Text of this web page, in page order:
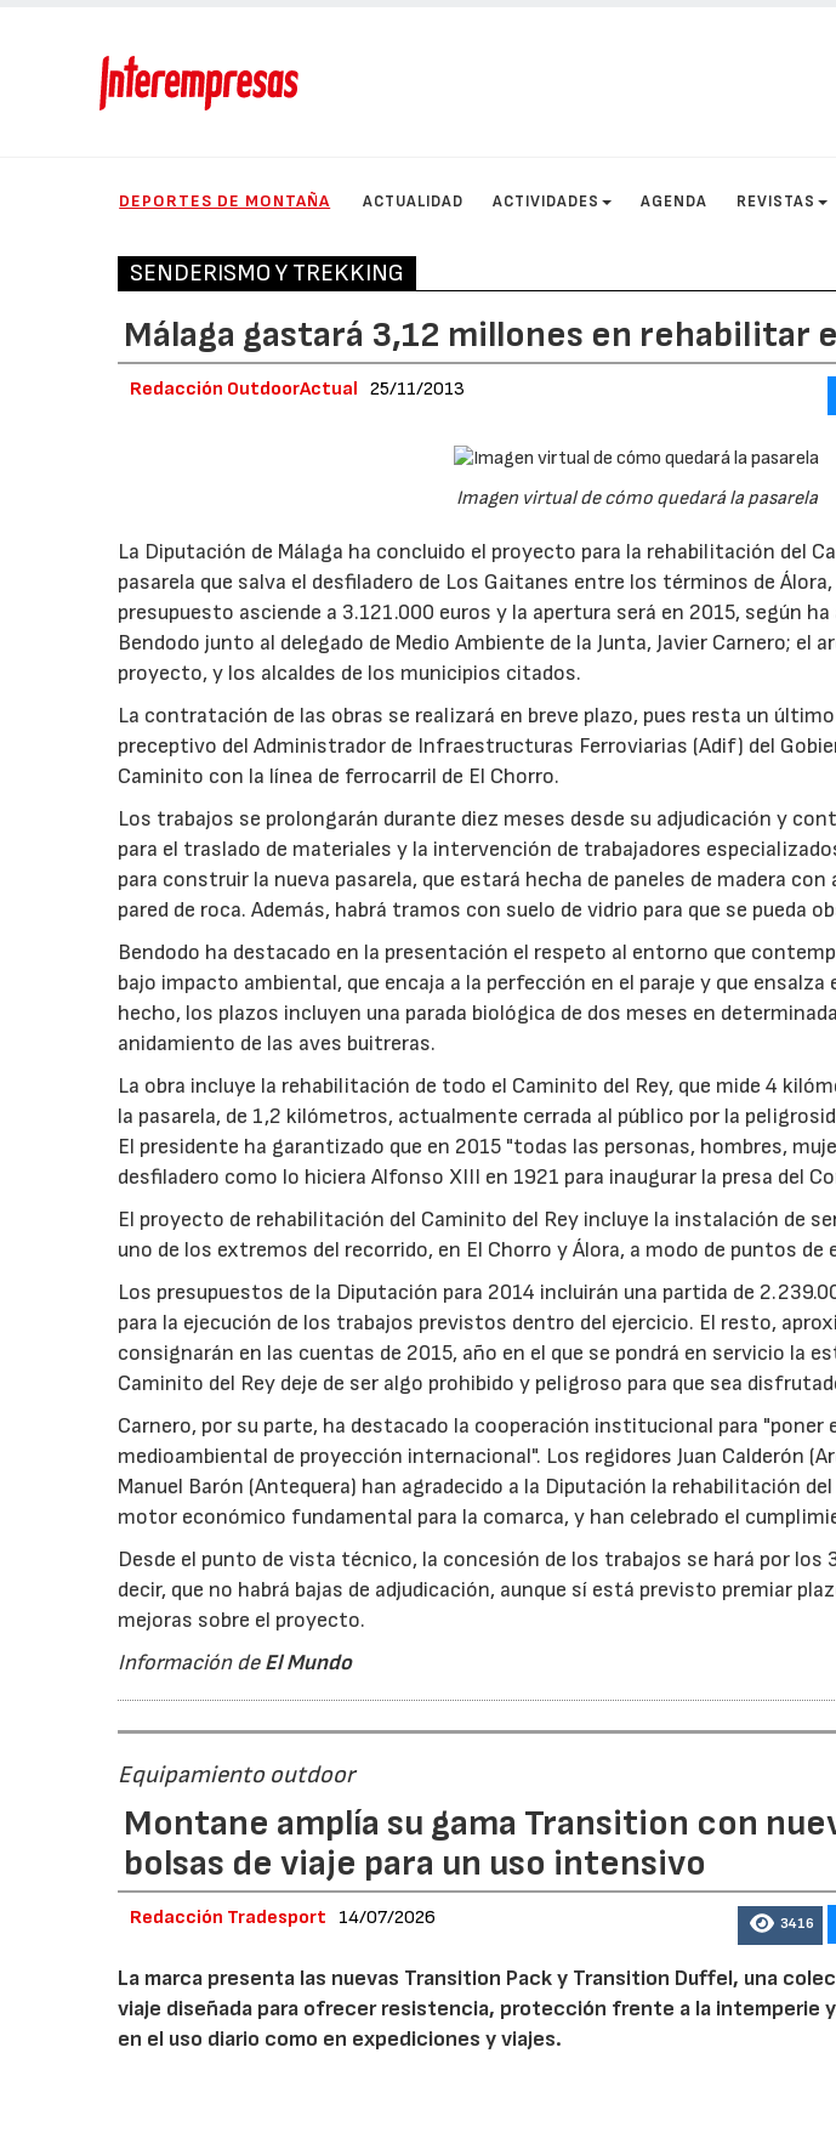
DEPORTES DE MONTAÑA ACTUALIDAD ACTIVIDADES AGENDA REVISTAS
SENDERISMO Y TREKKING
Málaga gastará 3,12 millones en rehabilitar
Redacción OutdoorActual 25/11/2013
Imagen virtual de cómo quedará la pasarela
La Diputación de Málaga ha concluido el proyecto para la rehabilitación del
pasarela que salva el desfiladero de Los Gaitanes entre los términos de
presupuesto asciende a 3.121.000 euros y la apertura será en 2015, según
Bendodo junto al delegado de Medio Ambiente de la Junta, Javier Carnero; el
proyecto, y los alcaldes de los municipios citados.
La contratación de las obras se realizará en breve plazo, pues resta un
preceptivo del Administrador de Infraestructuras Ferroviarias (Adif) del
Caminito con la línea de ferrocarril de El Chorro.
Los trabajos se prolongarán durante diez meses desde su adjudicación y
para el traslado de materiales y la intervención de trabajadores
para construir la nueva pasarela, que estará hecha de paneles de madera
pared de roca. Además, habrá tramos con suelo de vidrio para que se pueda
Bendodo ha destacado en la presentación el respeto al entorno que
bajo impacto ambiental, que encaja a la perfección en el paraje y que ensalza
hecho, los plazos incluyen una parada biológica de dos meses en
anidamiento de las aves buitreras.
La obra incluye la rehabilitación de todo el Caminito del Rey, que mide 4
la pasarela, de 1,2 kilómetros, actualmente cerrada al público por la
El presidente ha garantizado que en 2015 "todas las personas, hombres,
desfiladero como lo hiciera Alfonso XIII en 1921 para inaugurar la presa del
El proyecto de rehabilitación del Caminito del Rey incluye la instalación de
uno de los extremos del recorrido, en El Chorro y Álora, a modo de puntos de
Los presupuestos de la Diputación para 2014 incluirán una partida de
para la ejecución de los trabajos previstos dentro del ejercicio. El resto,
consignarán en las cuentas de 2015, año en el que se pondrá en servicio la
Caminito del Rey deje de ser algo prohibido y peligroso para que sea
Carnero, por su parte, ha destacado la cooperación institucional para
medioambiental de proyección internacional". Los regidores Juan Calderón
Manuel Barón (Antequera) han agradecido a la Diputación la rehabilitación
motor económico fundamental para la comarca, y han celebrado el
Desde el punto de vista técnico, la concesión de los trabajos se hará por los
decir, que no habrá bajas de adjudicación, aunque sí está previsto premiar
mejoras sobre el proyecto.
Información deEl Mundo
Equipamiento outdoor
Montane amplía su gama Transition con
bolsas de viaje para un uso intensivo
Redacción Tradesport 14/07/2026 3416
La marca presenta las nuevas Transition Pack y Transition Duffel, una
viaje diseñada para ofrecer resistencia, protección frente a la intemperie
en el uso diario como en expediciones y viajes.